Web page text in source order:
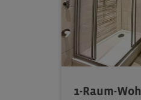
1-Raum-